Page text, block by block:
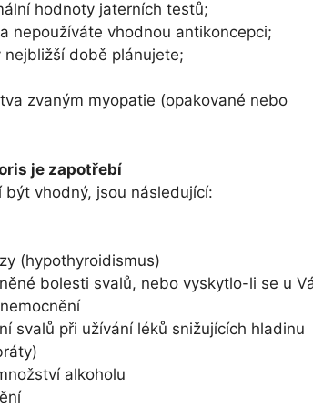
hodnoty jaterních testů;
nepoužíváte vhodnou antikoncepci;
době plánujete;
zvaným myopatie (opakované nebo
je zapotřebí
být vhodný, jsou následující:
(hypothyroidismus)
bolesti svalů, nebo vyskytlo-li se u
svalů při užívání léků snižujících hladinu
alkoholu